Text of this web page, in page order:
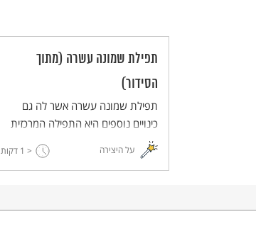
תפילת שמונה עשרה (מתוך
הסידור)
תפילת שמונה עשרה אשר לה גם
כינויים נוספים היא התפילה המרכזית
בסידור התפילה. על התפילה.
על היצירה < 1 דקות